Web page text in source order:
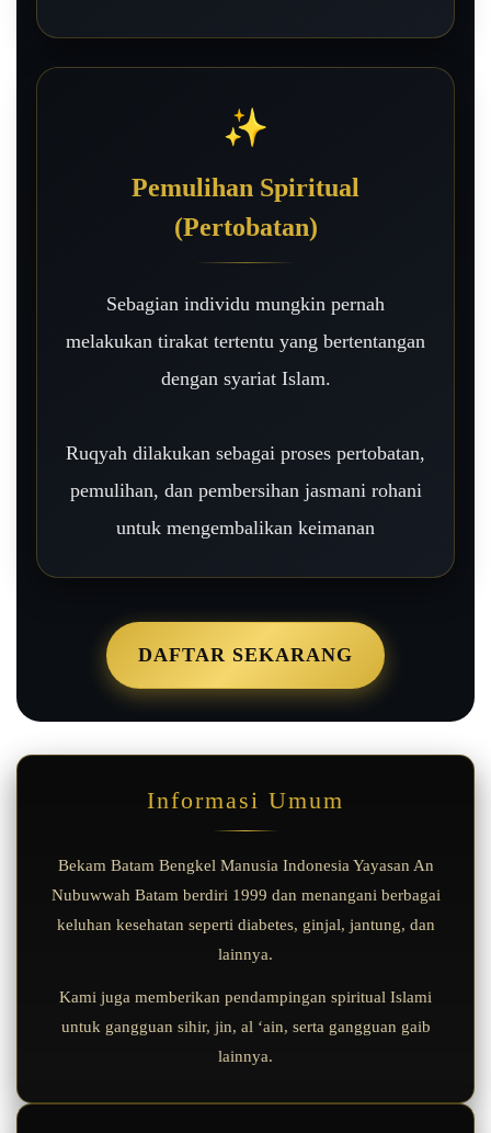
✨
Pemulihan Spiritual
(Pertobatan)
Sebagian individu mungkin pernah
melakukan tirakat tertentu yang bertentangan
dengan syariat Islam.
Ruqyah dilakukan sebagai proses pertobatan,
pemulihan, dan pembersihan jasmani rohani
untuk mengembalikan keimanan
DAFTAR SEKARANG
Informasi Umum
Bekam Batam Bengkel Manusia Indonesia Yayasan An
Nubuwwah Batam berdiri 1999 dan menangani berbagai
keluhan kesehatan seperti diabetes, ginjal, jantung, dan
lainnya.
Kami juga memberikan pendampingan spiritual Islami
untuk gangguan sihir, jin, al ‘ain, serta gangguan gaib
lainnya.